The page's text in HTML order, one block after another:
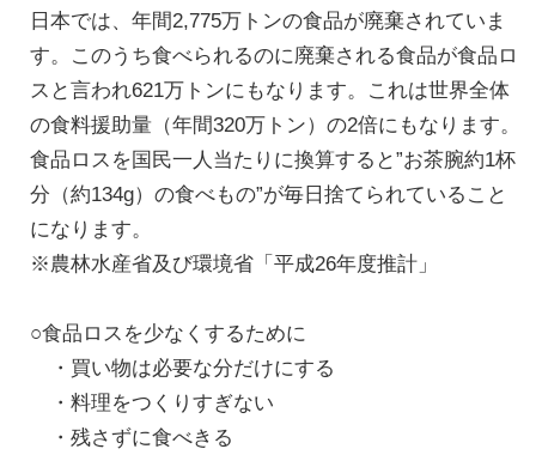
日本では、年間2,775万トンの食品が廃棄されていま
す。このうち食べられるのに廃棄される食品が食品ロ
スと言われ621万トンにもなります。これは世界全体
の食料援助量（年間320万トン）の2倍にもなります。
食品ロスを国民一人当たりに換算すると”お茶腕約1杯
分（約134g）の食べもの”が毎日捨てられていること
になります。
※農林水産省及び環境省「平成26年度推計」
○食品ロスを少なくするために
・買い物は必要な分だけにする
・料理をつくりすぎない
・残さずに食べきる